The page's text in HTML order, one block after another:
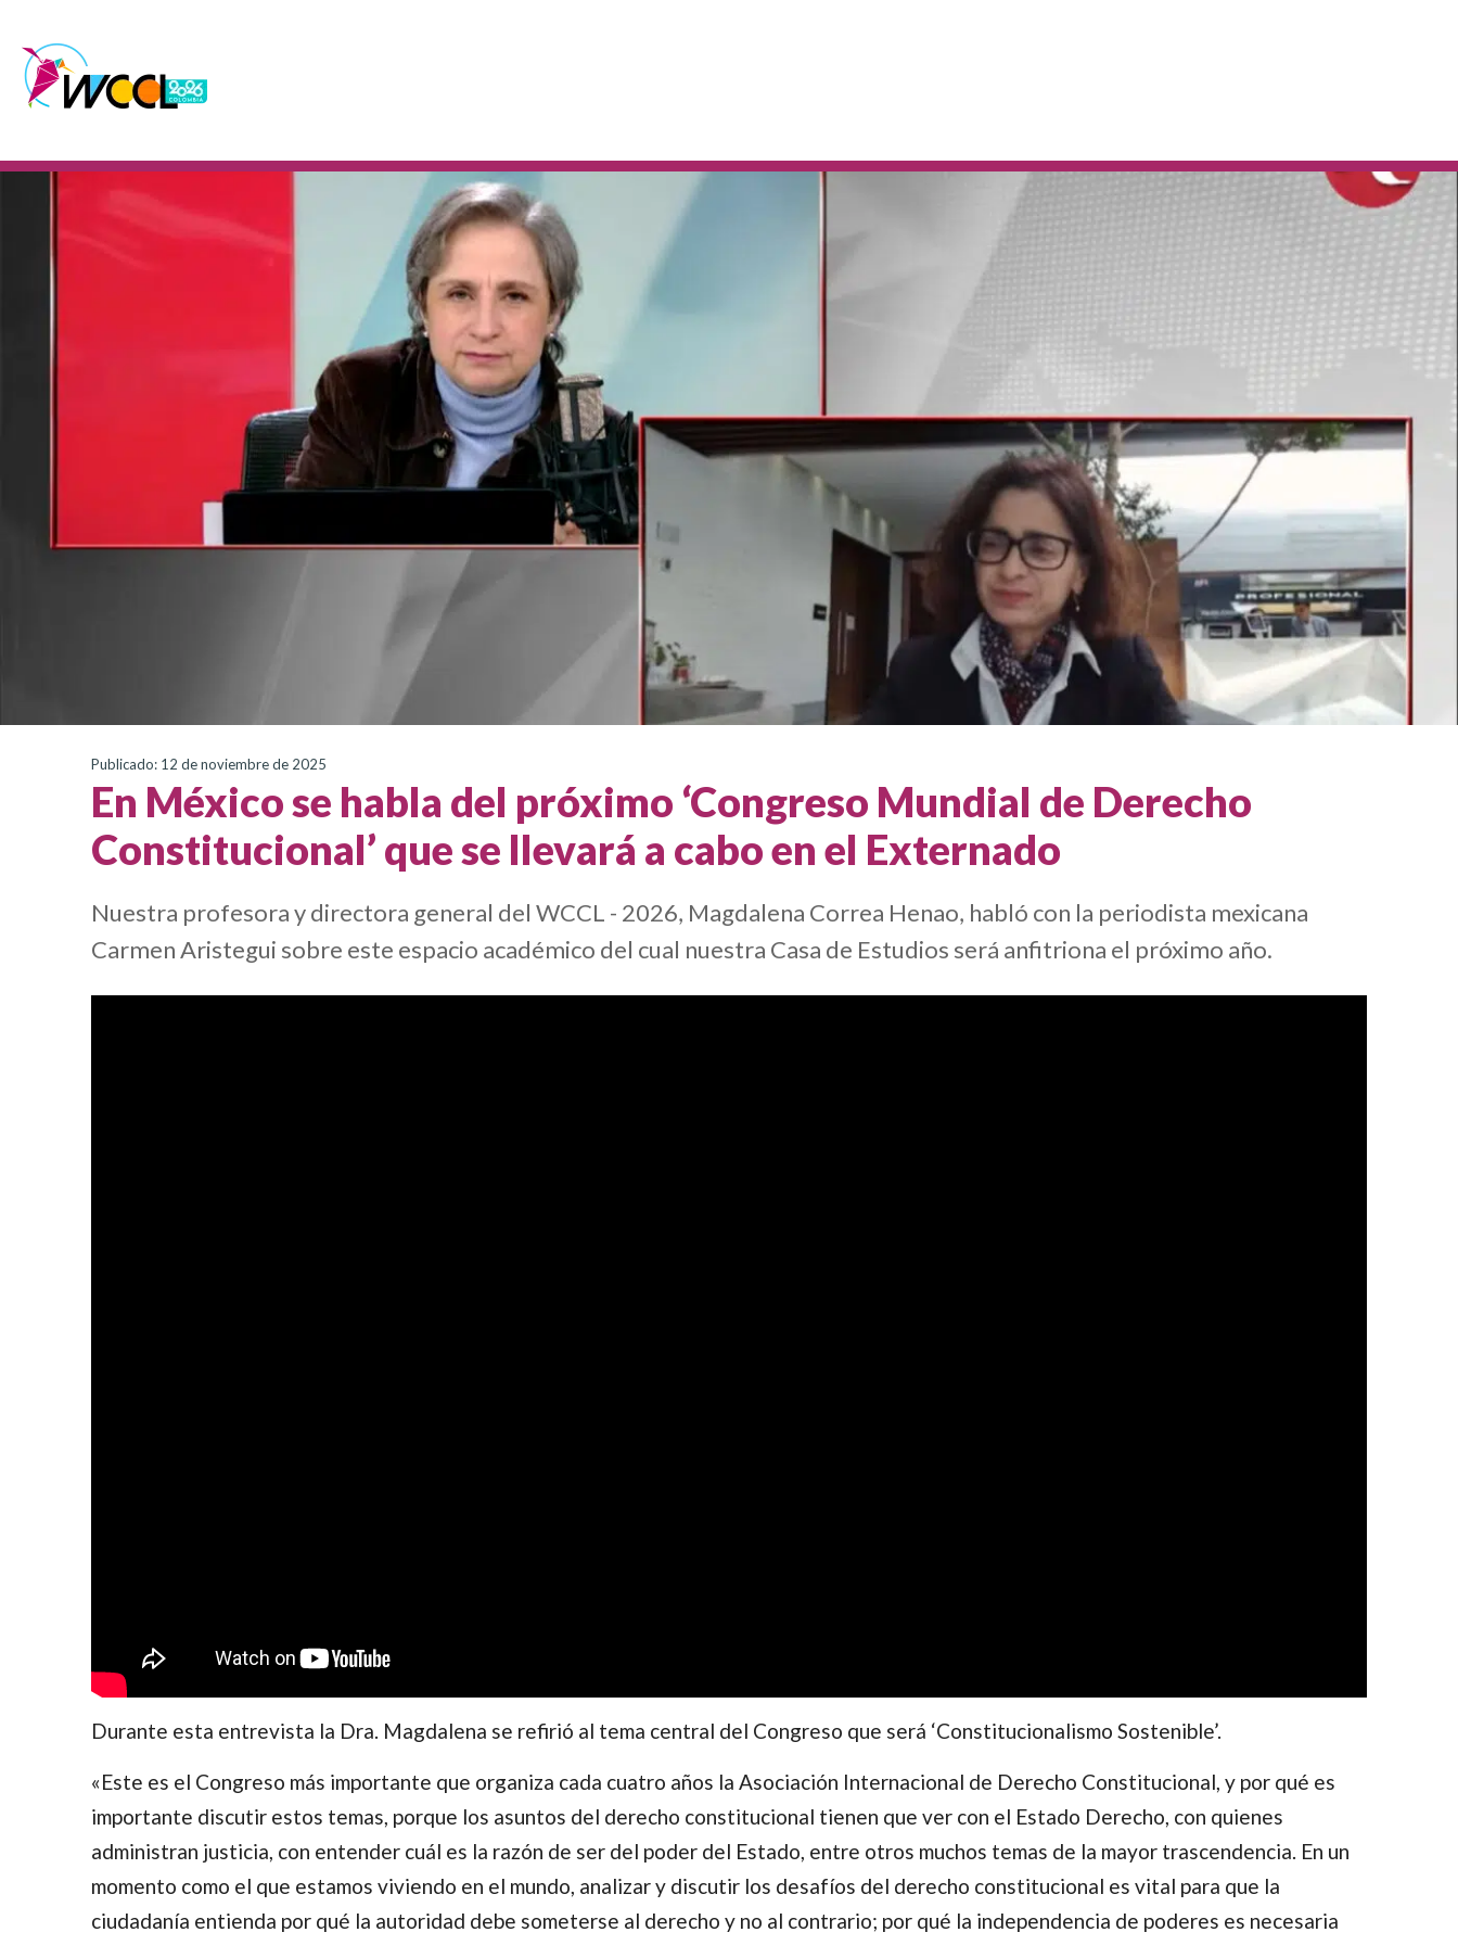
Publicado: 12 de noviembre de 2025
En México se habla del próximo ‘Congreso Mundial de Derecho
Constitucional’ que se llevará a cabo en el Externado
Nuestra profesora y directora general del WCCL - 2026, Magdalena Correa Henao, habló con la periodista mexicana
Carmen Aristegui sobre este espacio académico del cual nuestra Casa de Estudios será anfitriona el próximo año.
Durante esta entrevista la Dra. Magdalena se refirió al tema central del Congreso que será ‘Constitucionalismo Sostenible’.
«Este es el Congreso más importante que organiza cada cuatro años la Asociación Internacional de Derecho Constitucional, y por qué es
importante discutir estos temas, porque los asuntos del derecho constitucional tienen que ver con el Estado Derecho, con quienes
administran justicia, con entender cuál es la razón de ser del poder del Estado, entre otros muchos temas de la mayor trascendencia. En un
momento como el que estamos viviendo en el mundo, analizar y discutir los desafíos del derecho constitucional es vital para que la
ciudadanía entienda por qué la autoridad debe someterse al derecho y no al contrario; por qué la independencia de poderes es necesaria